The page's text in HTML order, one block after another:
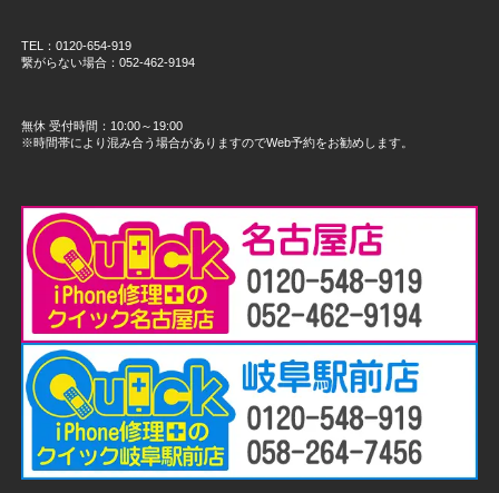
TEL：0120-654-919
繋がらない場合：052-462-9194
無休 受付時間：10:00～19:00
※時間帯により混み合う場合がありますのでWeb予約をお勧めします。